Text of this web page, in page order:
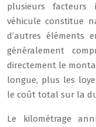
plusieurs facteurs
véhicule constitue
d’autres éléments
généralement
directement le
longue, plus les
le coût total sur la
Le kilométrage